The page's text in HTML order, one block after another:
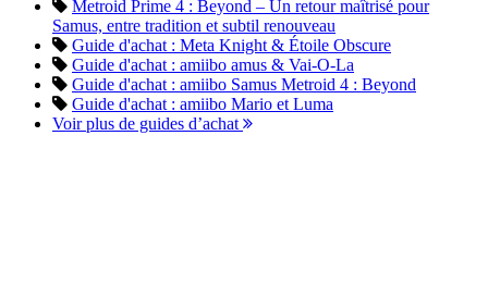
Metroid Prime 4 : Beyond – Un retour maîtrisé pour
Samus, entre tradition et subtil renouveau
Guide d'achat : Meta Knight & Étoile Obscure
Guide d'achat : amiibo amus & Vai-O-La
Guide d'achat : amiibo Samus Metroid 4 : Beyond
Guide d'achat : amiibo Mario et Luma
Voir plus de guides d’achat